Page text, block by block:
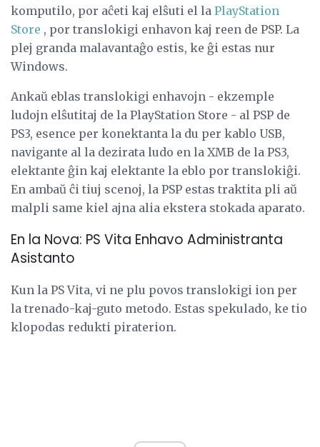
komputilo, por aĉeti kaj elŝuti el la PlayStation
Store , por translokigi enhavon kaj reen de PSP. La
plej granda malavantaĝo estis, ke ĝi estas nur
Windows.
Ankaŭ eblas translokigi enhavojn - ekzemple
ludojn elŝutitaj de la PlayStation Store - al PSP de
PS3, esence per konektanta la du per kablo USB,
navigante al la dezirata ludo en la XMB de la PS3,
elektante ĝin kaj elektante la eblo por translokiĝi.
En ambaŭ ĉi tiuj scenoj, la PSP estas traktita pli aŭ
malpli same kiel ajna alia ekstera stokada aparato.
En la Nova: PS Vita Enhavo Administranta
Asistanto
Kun la PS Vita, vi ne plu povos translokigi ion per
la trenado-kaj-guto metodo. Estas spekulado, ke tio
klopodas redukti piraterion.